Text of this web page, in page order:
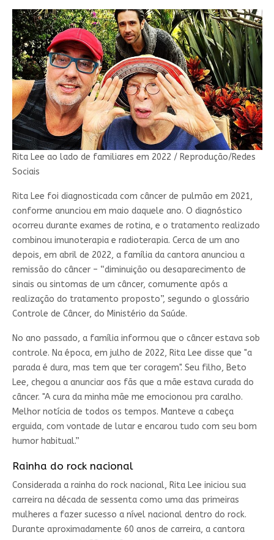
Rita Lee ao lado de familiares em 2022 / Reprodução/Redes
Sociais
Rita Lee foi diagnosticada com câncer de pulmão em 2021,
conforme anunciou em maio daquele ano. O diagnóstico
ocorreu durante exames de rotina, e o tratamento realizado
combinou imunoterapia e radioterapia. Cerca de um ano
depois, em abril de 2022, a família da cantora anunciou a
remissão do câncer – “diminuição ou desaparecimento de
sinais ou sintomas de um câncer, comumente após a
realização do tratamento proposto”, segundo o glossário
Controle de Câncer, do Ministério da Saúde.
No ano passado, a família informou que o câncer estava sob
controle. Na época, em julho de 2022, Rita Lee disse que "a
parada é dura, mas tem que ter coragem". Seu filho, Beto
Lee, chegou a anunciar aos fãs que a mãe estava curada do
câncer. "A cura da minha mãe me emocionou pra caralho.
Melhor notícia de todos os tempos. Manteve a cabeça
erguida, com vontade de lutar e encarou tudo com seu bom
humor habitual.”
Rainha do rock nacional
Considerada a rainha do rock nacional, Rita Lee iniciou sua
carreira na década de sessenta como uma das primeiras
mulheres a fazer sucesso a nível nacional dentro do rock.
Durante aproximadamente 60 anos de carreira, a cantora